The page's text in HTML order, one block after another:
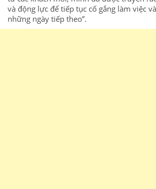
và động lực để tiếp tục cố gắng làm việc
những ngày tiếp theo”.